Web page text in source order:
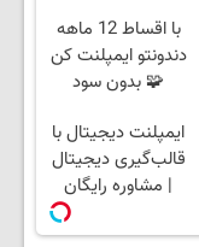
با اقساط 12 ماهه
دندونتو ایمپلنت کن
🧩 بدون سود
ایمپلنت دیجیتال با
قالب‌گیری دیجیتال
| مشاوره رایگان